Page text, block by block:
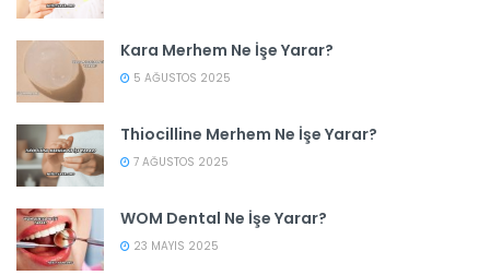
Kara Merhem Ne İşe Yarar?
5 AĞUSTOS 2025
Thiocilline Merhem Ne İşe Yarar?
7 AĞUSTOS 2025
WOM Dental Ne İşe Yarar?
23 MAYIS 2025